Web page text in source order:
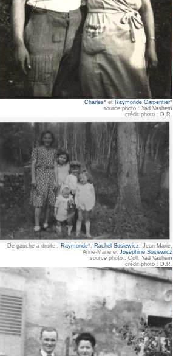
Charles* et Raymonde Carpentier*
source photo : Yad Vashem
crédit photo : D.R.
De gauche à droite : Raymonde*, Rachel Sosiewicz, Jean-Marie,
Anne-Marie et Joséphine Sosiewicz
source photo : Coll. Yad Vashem
crédit photo : D.R.